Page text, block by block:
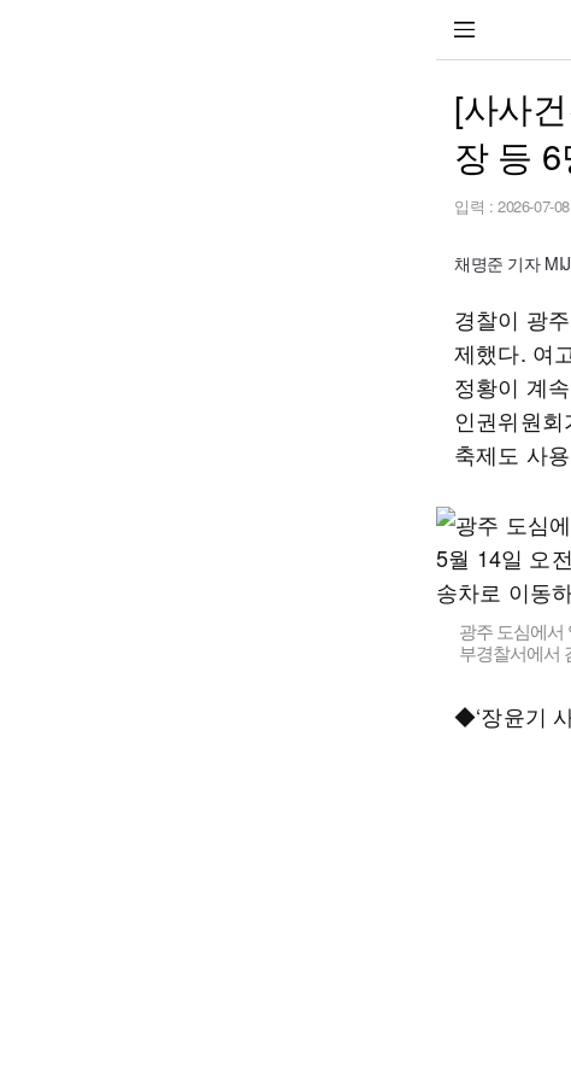
[사사
장 등
입력 : 2026-07-
채명준 기자
경찰이 광
제했다. 여
정황이 계
인권위원
축제도 사
광주 도심에서
부경찰서에서
◆‘장윤기